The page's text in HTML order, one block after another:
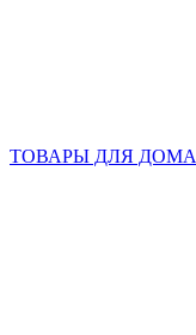
ТОВАРЫ ДЛЯ ДОМА